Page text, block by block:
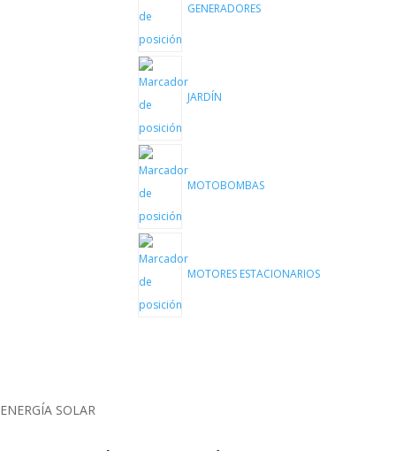
GENERADORES
JARDÍN
MOTOBOMBAS
MOTORES ESTACIONARIOS
ENERGÍA SOLAR